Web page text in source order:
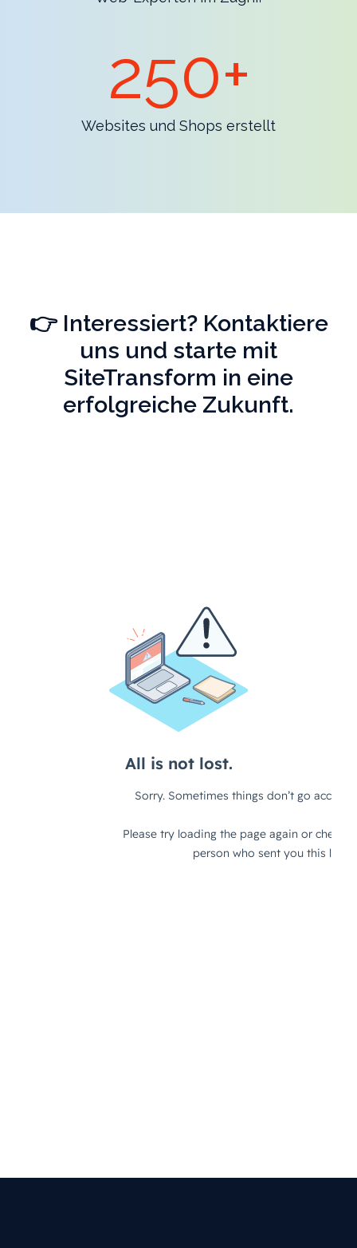
250+
Websites und Shops erstellt
👉 Interessiert? Kontaktiere
uns und starte mit
SiteTransform in eine
erfolgreiche Zukunft.